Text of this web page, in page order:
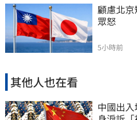
顧慮北
眾怒
5小時前
其他人也在看
中國出